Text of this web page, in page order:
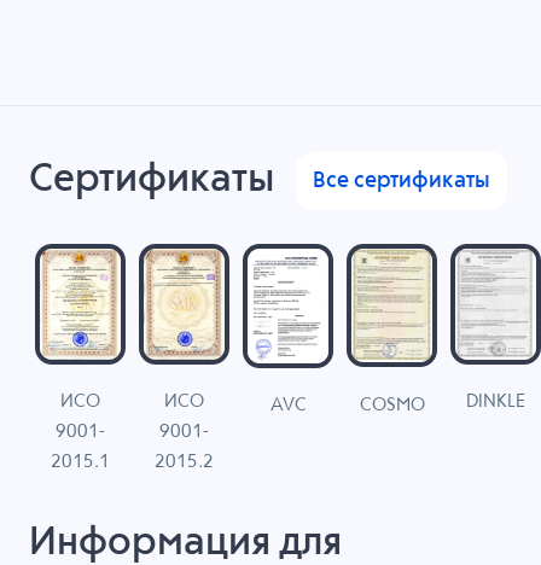
Сертификаты Все сертификаты
ИСО
9001-
2015.1
ИСО
9001-
2015.2
AVC COSMO DINKLE
Информация для